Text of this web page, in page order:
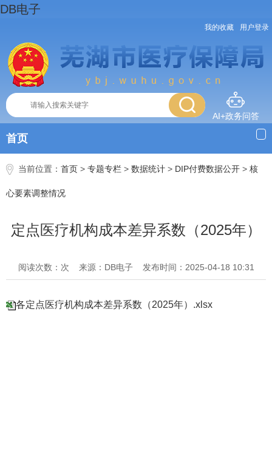
DB电子
我的收藏 用户登录
AI+政务问答
首页
当前位置： 首页 > 专题专栏 > 数据统计 > DIP付费数据公开 > 核
心要素调整情况
定点医疗机构成本差异系数（2025年）
阅读次数：次 来源：DB电子 发布时间：2025-04-18 10:31
各定点医疗机构成本差异系数（2025年）.xlsx